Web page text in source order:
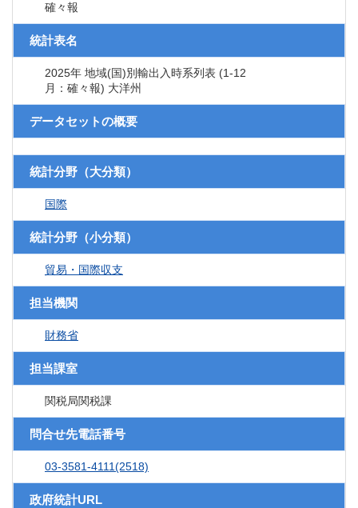
確々報
統計表名
2025年 地域(国)別輸出入時系列表 (1-12
月：確々報) 大洋州
データセットの概要
統計分野（大分類）
国際
統計分野（小分類）
貿易・国際収支
担当機関
財務省
担当課室
関税局関税課
問合せ先電話番号
03-3581-4111(2518)
政府統計URL